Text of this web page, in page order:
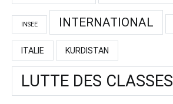
INSEE INTERNATIONAL
ITALIE KURDISTAN
LUTTE DES CLASSES